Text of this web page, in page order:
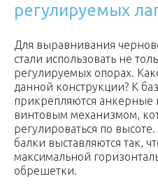
регулируемых
Для выравнивания
стали использовать не
регулируемых опорах.
данной конструкции? К
прикрепляются анкерные
винтовым механизмом,
регулироваться по
балки выставляются так,
максимальной
обрешетки.